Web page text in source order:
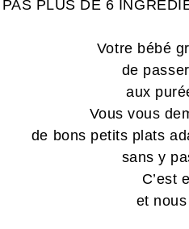
PAS PLUS DE 6
Votre bébé
de
aux
Vous vous
de bons petits plats
sans y
C’est
et